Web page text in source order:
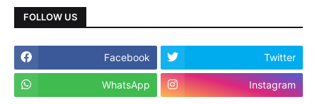
FOLLOW US
Facebook Twitter
WhatsApp Instagram